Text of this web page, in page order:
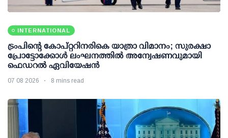
INTERNATIONAL
ട്രംപിന്റെ കോപ്റ്ററിനരികെ യാത്രാ വിമാനം; സുരക്ഷാ
പ്രോട്ടോക്കോള്‍ ലംഘനത്തില്‍ അന്വേഷണവുമായി
ഫെഡറല്‍ ഏവിയേഷന്‍
07 08 2026 8 mins read